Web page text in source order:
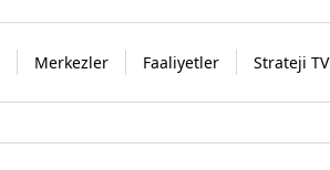
Merkezler Faaliyetler Strateji TV